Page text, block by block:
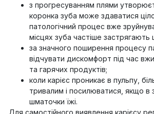
з прогресуванням плями
коронка зуба може здаватися
патологічний процес вже
місцях зуба частіше застрягають
за значного поширення процесу
відчувати дискомфорт під час
та гарячих продуктів;
коли карієс проникає в пульпу,
тривалим і посилюватися, якщо в
шматочки їжі.